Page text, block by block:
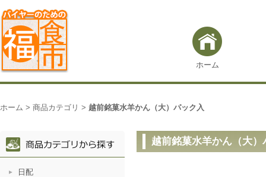
ホーム
ホーム > 商品カテゴリ > 越前銘菓水羊かん（大）パック入
越前銘菓水羊かん（大）
日配